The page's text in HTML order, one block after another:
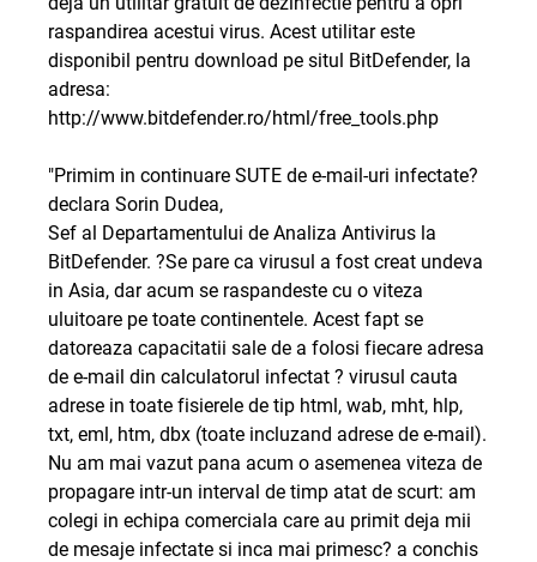
raspandirea acestui virus. Acest utilitar este
disponibil pentru download pe situl BitDefender, la
adresa:
http://www.bitdefender.ro/html/free_tools.php
"Primim in continuare SUTE de e-mail-uri infectate?
declara Sorin Dudea,
Sef al Departamentului de Analiza Antivirus la
BitDefender. ?Se pare ca virusul a fost creat undeva
in Asia, dar acum se raspandeste cu o viteza
uluitoare pe toate continentele. Acest fapt se
datoreaza capacitatii sale de a folosi fiecare adresa
de e-mail din calculatorul infectat ? virusul cauta
adrese in toate fisierele de tip html, wab, mht, hlp,
txt, eml, htm, dbx (toate incluzand adrese de e-mail).
Nu am mai vazut pana acum o asemenea viteza de
propagare intr-un interval de timp atat de scurt: am
colegi in echipa comerciala care au primit deja mii
de mesaje infectate si inca mai primesc? a conchis